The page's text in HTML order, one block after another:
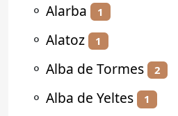
⚬ Alarba 1
⚬ Alatoz 1
⚬ Alba de Tormes 2
⚬ Alba de Yeltes 1